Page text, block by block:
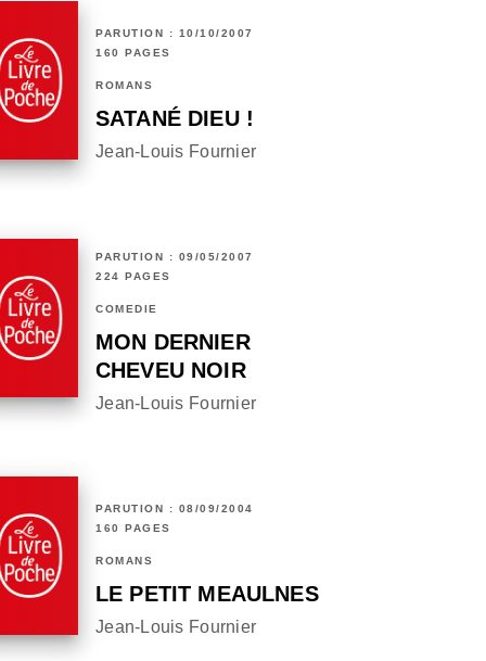
PARUTION : 10/10/2007
160 PAGES
ROMANS
SATANÉ DIEU !
Jean-Louis Fournier
PARUTION : 09/05/2007
224 PAGES
COMÉDIE
MON DERNIER
CHEVEU NOIR
Jean-Louis Fournier
PARUTION : 08/09/2004
160 PAGES
ROMANS
LE PETIT MEAULNES
Jean-Louis Fournier